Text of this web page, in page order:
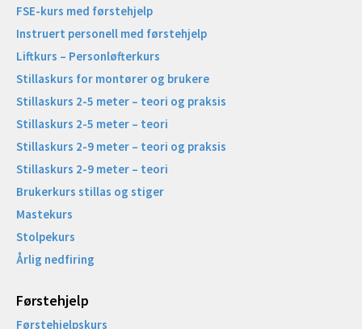
FSE-kurs med førstehjelp
Instruert personell med førstehjelp
Liftkurs – Personløfterkurs
Stillaskurs for montører og brukere
Stillaskurs 2-5 meter – teori og praksis
Stillaskurs 2-5 meter – teori
Stillaskurs 2-9 meter – teori og praksis
Stillaskurs 2-9 meter – teori
Brukerkurs stillas og stiger
Mastekurs
Stolpekurs
Årlig nedfiring
Førstehjelp
Førstehjelpskurs